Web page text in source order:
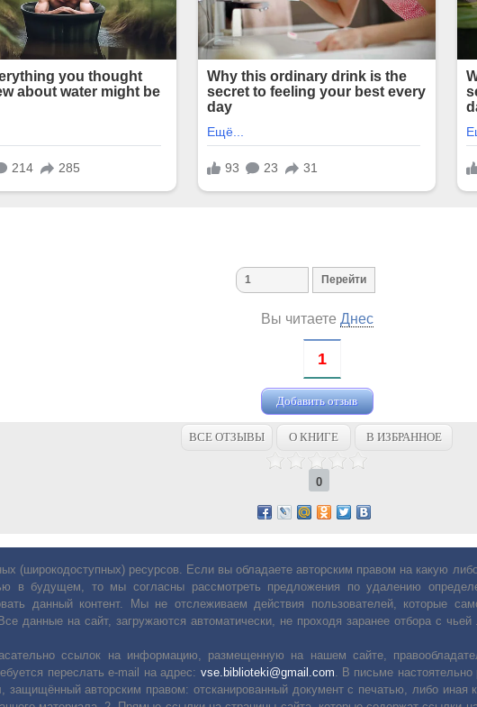
Вы читаете Днес
1
Добавить отзыв
ВСЕ ОТЗЫВЫ О КНИГЕ В ИЗБРАННОЕ
0
(широкодоступных) ресурсов. Если вы обладаете авторским правом на какую
в будущем, то мы согласны рассмотреть предложения по удалению
данный контент. Мы не отслеживаем действия пользователей, которые
данные на сайт, загружаются автоматически, не проходя заранее отбора с
ссылок на информацию, размещенную на нашем сайте,
переслать е-mail на адрес: vse.biblioteki@gmail.com . В письме
авторским правом: отсканированный документ с печатью, либо иная